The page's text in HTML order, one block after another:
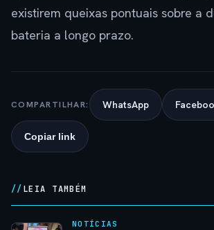
existirem queixas pontuais sobre a
bateria a longo prazo.
COMPARTILHAR: WhatsApp
Copiar link
LEIA TAMBÉM
NOTÍCIAS